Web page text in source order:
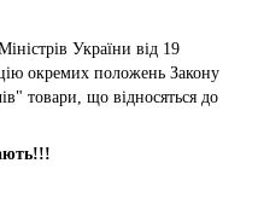
України від 19
окремих положень Закону
товари, що відносяться до